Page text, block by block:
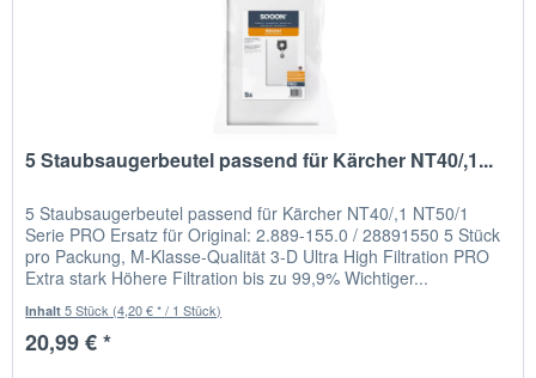
5 Staubsaugerbeutel passend für Kärcher NT40/,1...
5 Staubsaugerbeutel passend für Kärcher NT40/,1 NT50/1
Serie PRO Ersatz für Original: 2.889-155.0 / 28891550 5 Stück
pro Packung, M-Klasse-Qualität 3-D Ultra High Filtration PRO
Extra stark Höhere Filtration bis zu 99,9% Wichtiger...
Inhalt5 Stück (4,20 € * / 1 Stück)
20,99 € *